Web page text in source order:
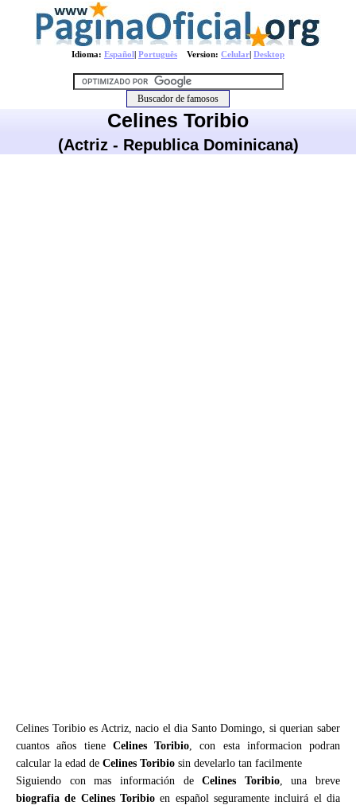
Idioma: Español| Português Version: Celular| Desktop
Celines Toribio
(Actriz - Republica Dominicana)
Celines Toribio es Actriz, nacio el dia Santo Domingo, si querian saber
cuantos años tiene Celines Toribio, con esta informacion podran
calcular la edad de Celines Toribio sin develarlo tan facilmente
Siguiendo con mas información deCelines Toribio, una breve
biografia de Celines Toribio en español seguramente incluirá el dia